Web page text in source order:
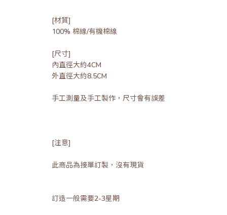
[材質]
100% 棉線/有機棉線
[尺寸]
內直徑大約4CM
外直徑大約8.5CM
手工測量及手工製作，尺寸會有誤差
[注意]
此商品為接單訂製，沒有現貨
訂造一般需要2-3星期